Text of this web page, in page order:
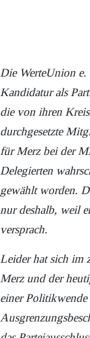
Die WerteUnion
Kandidatur als
die von ihren
durchgesetzte
für Merz bei der
Delegierten
gewählt worden.
nur deshalb, weil
versprach.
Leider hat sich im
Merz und der
einer